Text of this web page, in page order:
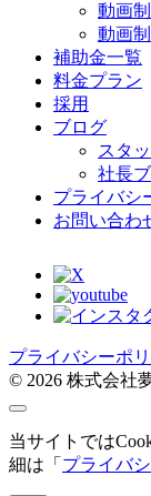
動画
動画
補助金一覧
料金プラン
採用
ブログ
スタ
社長
プライバシ
お問い合わ
プライバシーポ
© 2026 株式会社
当サイトでは
細は「 プライバ